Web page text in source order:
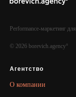
Performance-маркетинг
© 2026 borevich.agency°
Агентство
О компании